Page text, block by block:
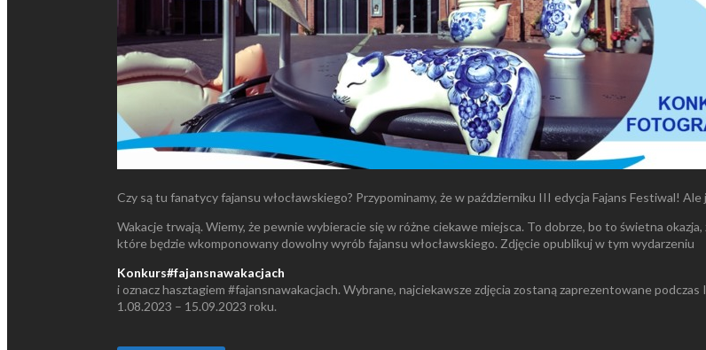
Czy są tu fanatycy fajansu włocławskiego? Przypominamy, że w październiku III edycja Fajans Festiwal! Ale
Wakacje trwają. Wiemy, że pewnie wybieracie się w różne ciekawe miejsca. To dobrze, bo to świetna
które będzie wkomponowany dowolny wyrób fajansu włocławskiego. Zdjęcie opublikuj w tym wydarzeniu
Konkurs#fajansnawakacjach
i oznacz hasztagiem #fajansnawakacjach. Wybrane, najciekawsze zdjęcia zostaną zaprezentowane
1.08.2023 – 15.09.2023 roku.